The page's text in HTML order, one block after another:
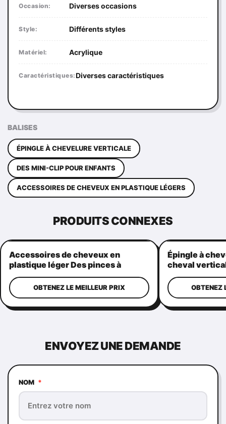
Occasion: Diverses occasions
Style: Différents styles
Matériel: Acrylique
Caractéristiques:Diverses caractéristiques
BALISES
ÉPINGLE À CHEVELURE VERTICALE
DES MINI-CLIP POUR ENFANTS
ACCESSOIRES DE CHEVEUX EN PLASTIQUE LÉGERS
PRODUITS CONNEXES
Accessoires de cheveux en
plastique léger Des pinces à
griffes Pratique forme de
couronneOBTENEZ LE MEILLEUR PRIX
Épingle à
cheval
poignées de
pour femmes
OBTENEZ
ENVOYEZ UNE DEMANDE
NOM *